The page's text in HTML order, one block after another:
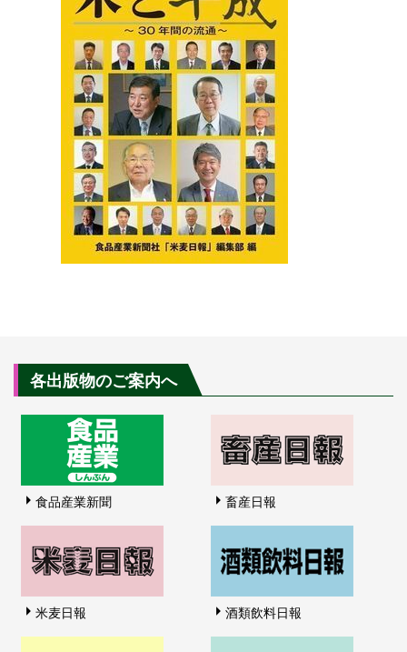
各出版物のご案内へ
食品産業新聞 畜産日報
米麦日報 酒類飲料日報